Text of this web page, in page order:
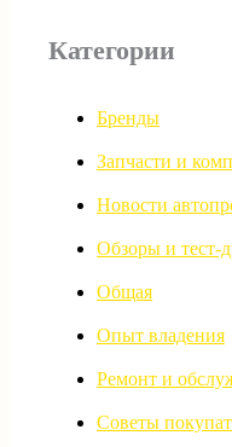
Категории
Бренды
Запчасти и
Новости
Обзоры и тест-
Общая
Опыт владения
Ремонт и
Советы